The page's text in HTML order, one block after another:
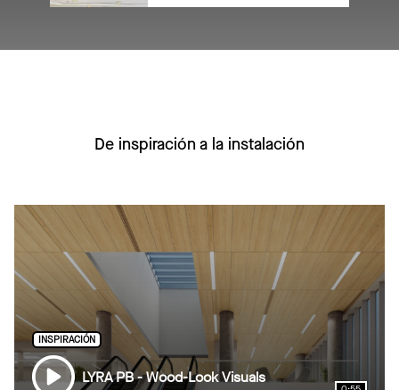
De inspiración a la instalación
INSPIRACIÓN
LYRA PB - Wood-Look Visuals